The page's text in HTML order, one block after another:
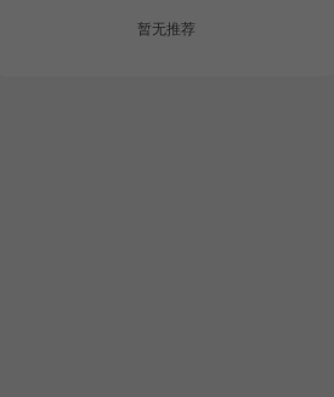
暂无推荐